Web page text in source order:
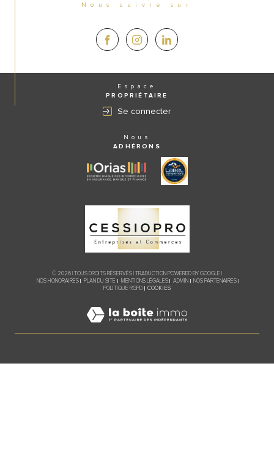
Nous suivre sur
Espace
PROPRIÉTAIRE
Se connecter
Nous
ADHÉRONS
© 2026 | TOUS DROITS RÉSERVÉS | TRADUCTION POWERED BY GOOGLE |
NOS HONORAIRES
PLAN DU SITE MENTIONS LÉGALES ADMIN
NOS PARTENAIRES
POLITIQUE RGPD
COOKIES